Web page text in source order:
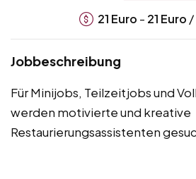
21 Euro - 21 Euro /
Jobbeschreibung
Für Minijobs, Teilzeitjobs und
werden motivierte und kreative
Restaurierungsassistenten